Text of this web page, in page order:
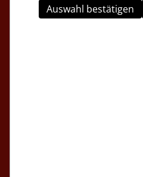
Auswahl bestätigen